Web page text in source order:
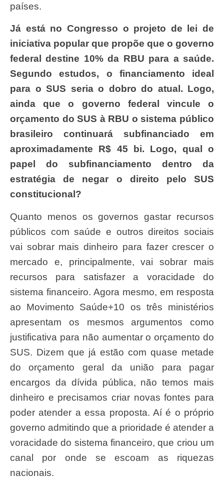
países.
Já está no Congresso o projeto de lei de
iniciativa popular que propõe que o governo
federal destine 10% da RBU para a saúde.
Segundo estudos, o financiamento ideal
para o SUS seria o dobro do atual. Logo,
ainda que o governo federal vincule o
orçamento do SUS à RBU o sistema público
brasileiro continuará subfinanciado em
aproximadamente R$ 45 bi. Logo, qual o
papel do subfinanciamento dentro da
estratégia de negar o direito pelo SUS
constitucional?
Quanto menos os governos gastar recursos
públicos com saúde e outros direitos sociais
vai sobrar mais dinheiro para fazer crescer o
mercado e, principalmente, vai sobrar mais
recursos para satisfazer a voracidade do
sistema financeiro. Agora mesmo, em resposta
ao Movimento Saúde+10 os três ministérios
apresentam os mesmos argumentos como
justificativa para não aumentar o orçamento do
SUS. Dizem que já estão com quase metade
do orçamento geral da união para pagar
encargos da dívida pública, não temos mais
dinheiro e precisamos criar novas fontes para
poder atender a essa proposta. Aí é o próprio
governo admitindo que a prioridade é atender a
voracidade do sistema financeiro, que criou um
canal por onde se escoam as riquezas
nacionais.